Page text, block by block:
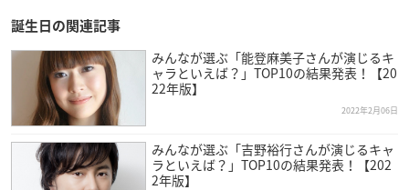
誕生日の関連記事
みんなが選ぶ「能登麻美子さんが演じるキ
ャラといえば？」TOP10の結果発表！【20
22年版】
2022年2月06日
みんなが選ぶ「吉野裕行さんが演じるキャ
ラといえば？」TOP10の結果発表！【202
2年版】